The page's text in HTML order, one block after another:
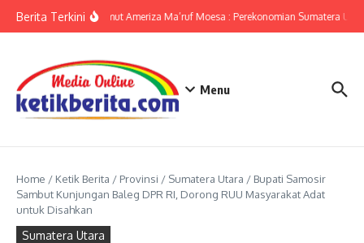
Berita TerkiniKPwBI Sumut Ameriza Ma’ruf Moesa : Perekonomian Sumatera
Menu
Home / Ketik Berita / Provinsi / Sumatera Utara / Bupati Samosir
Sambut Kunjungan Baleg DPR RI, Dorong RUU Masyarakat Adat
untuk Disahkan
Sumatera Utara